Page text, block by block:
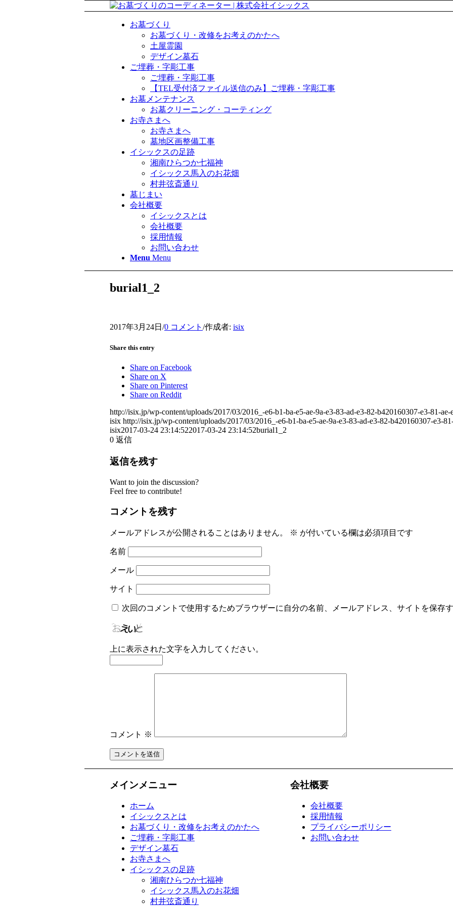
お墓づくり
お墓づくり・改修をお考えのかたへ
土屋霊園
デザイン墓石
ご埋葬・字彫工事
ご埋葬・字彫工事
【TEL受付済ファイル送信のみ】ご埋葬・字彫工事
お墓メンテナンス
お墓クリーニング・コーティング
お寺さまへ
お寺さまへ
墓地区画整備工事
イシックスの足跡
湘南ひらつか七福神
イシックス馬入のお花畑
村井弦斎通り
墓じまい
会社概要
イシックスとは
会社概要
採用情報
お問い合わせ
Menu Menu
burial1_2
2017年3月24日 /0 コメント /作成者: isix
Share this entry
Share on Facebook
Share on X
Share on Pinterest
Share on Reddit
http://isix.jp/wp-content/uploads/2017/03/2016_-e6-b1-ba-e5-ae-9a-e3-83-ad-e3-82-b420160307-e3-81-
isix http://isix.jp/wp-content/uploads/2017/03/2016_-e6-b1-ba-e5-ae-9a-e3-83-ad-e3-82-b420160307-e3-
isix2017-03-24 23:14:522017-03-24 23:14:52burial1_2
0 返信
返信を残す
Want to join the discussion?
Feel free to contribute!
コメントを残す
メールアドレスが公開されることはありません。 ※ が付いている欄は必須項目です
名前
メール
サイト
次回のコメントで使用するためブラウザーに自分の名前、メールアドレス、サイトを保存
上に表示された文字を入力してください。
コメント ※
メインメニュー
ホーム
イシックスとは
お墓づくり・改修をお考えのかたへ
ご埋葬・字彫工事
デザイン墓石
お寺さまへ
イシックスの足跡
湘南ひらつか七福神
イシックス馬入のお花畑
村井弦斎通り
会社概要
会社概要
採用情報
プライバシーポリシー
お問い合わせ